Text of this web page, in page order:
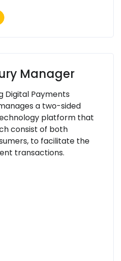
Manager
Digital Payments
a two-sided
platform that
consist of both
to facilitate the
transactions.